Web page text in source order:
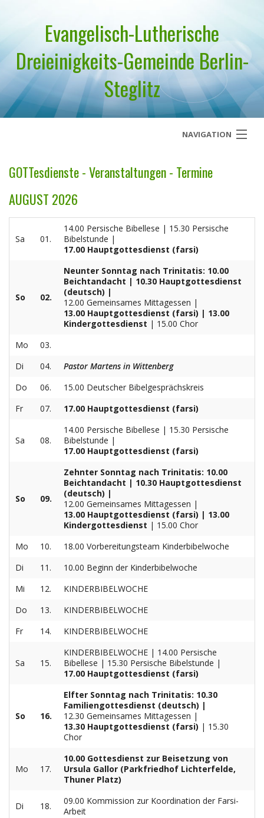
Evangelisch-Lutherische
Dreieinigkeits-Gemeinde Berlin-
Steglitz
NAVIGATION
Geistliches Wort
Termine
Aktuelles
Kontakt
English
GOTTesdienste - Veranstaltungen - Termine
AUGUST 2026
Sa 01.
14.00 Persische Bibellese | 15.30 Persische
Bibelstunde |
17.00 Hauptgottesdienst (farsi)
So 02.
Neunter Sonntag nach Trinitatis: 10.00
Beichtandacht | 10.30 Hauptgottesdienst
(deutsch) |
12.00 Gemeinsames Mittagessen |
13.00 Hauptgottesdienst (farsi) | 13.00
Kindergottesdienst | 15.00 Chor
Mo
03.
Di
04.
Pastor Martens in Wittenberg
Do
06.
15.00 Deutscher Bibelgesprächskreis
Fr
07. 17.00 Hauptgottesdienst (farsi)
Sa 08.
14.00 Persische Bibellese | 15.30 Persische
Bibelstunde |
17.00 Hauptgottesdienst (farsi)
So 09.
Zehnter Sonntag nach Trinitatis: 10.00
Beichtandacht | 10.30 Hauptgottesdienst
(deutsch) |
12.00 Gemeinsames Mittagessen |
13.00 Hauptgottesdienst (farsi) | 13.00
Kindergottesdienst | 15.00 Chor
Mo
10.
18.00 Vorbereitungsteam Kinderbibelwoche
Di
11.
10.00 Beginn der Kinderbibelwoche
Mi
12.
KINDERBIBELWOCHE
Do
13.
KINDERBIBELWOCHE
Fr
14. KINDERBIBELWOCHE
Sa 15.
KINDERBIBELWOCHE | 14.00 Persische
Bibellese | 15.30 Persische Bibelstunde |
17.00 Hauptgottesdienst (farsi)
So 16.
Elfter Sonntag nach Trinitatis: 10.30
Familiengottesdienst (deutsch) |
12.30 Gemeinsames Mittagessen |
13.30 Hauptgottesdienst (farsi) | 15.30
Chor
Mo 17.
10.00 Gottesdienst zur Beisetzung von
Ursula Gallor (Parkfriedhof Lichterfelde,
Thuner Platz)
Di 18.
09.00 Kommission zur Koordination der Farsi-
Arbeit